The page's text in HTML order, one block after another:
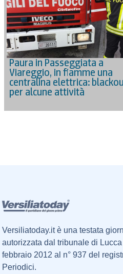
Paura in Passeggiata a
Viareggio, in fiamme una
centralina elettrica:
per alcune attività
Versiliatoday.it è una testata
autorizzata dal tribunale di
febbraio 2012 al n° 937 del
Periodici.